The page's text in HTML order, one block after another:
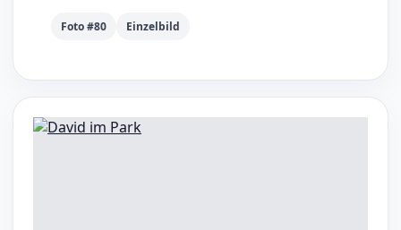
Foto #80 Einzelbild